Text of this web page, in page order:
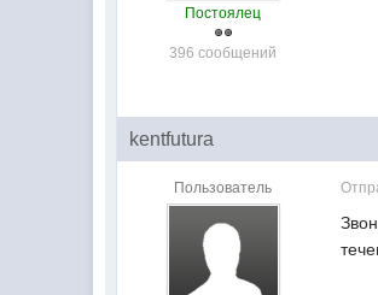
Постоялец
396 сообщений
kentfutura
Пользователь